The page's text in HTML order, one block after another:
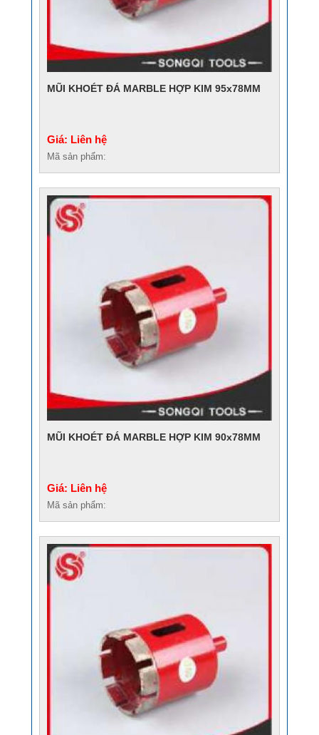
MŨI KHOÉT ĐÁ MARBLE HỢP KIM 95x78MM
Giá: Liên hệ
Mã sản phẩm:
MŨI KHOÉT ĐÁ MARBLE HỢP KIM 90x78MM
Giá: Liên hệ
Mã sản phẩm: